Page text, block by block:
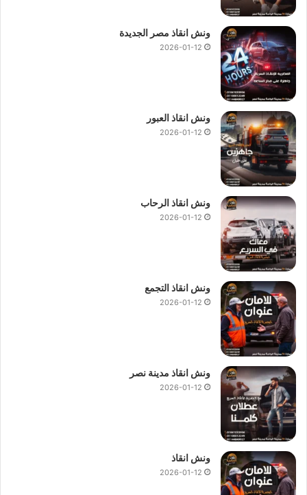
ونش انقاذ مصر الجديدة
2026-01-12
ونش انقاذ العبور
2026-01-12
ونش انقاذ الرحاب
2026-01-12
ونش انقاذ التجمع
2026-01-12
ونش انقاذ مدينة نصر
2026-01-12
ونش انقاذ
2026-01-12